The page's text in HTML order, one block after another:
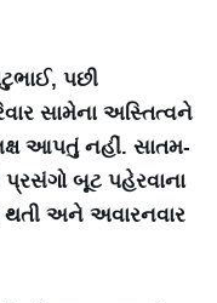
પછી
સામેના અસ્તિત્વને
આપતું નહીં. સાતમ-
બૂટ પહેરવાના
થતી અને અવારનવાર